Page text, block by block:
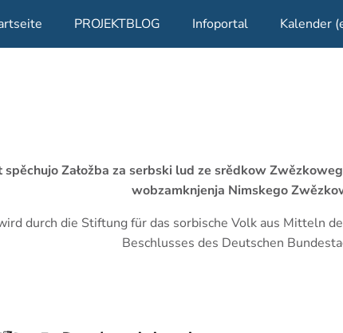
PROJEKTBLOG Infoportal Kalender
spěchujo Załožba za serbski lud ze srědkow
wobzamknjenja Nimskego
durch die Stiftung für das sorbische Volk aus Mitteln
Beschlusses des Deutschen